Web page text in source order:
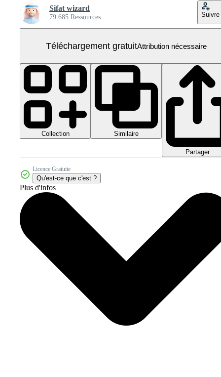
Sifat wizard
79 685 Ressources Suivre
Téléchargement gratuitAttribution nécessaire
Collection Similaire
Partager
Licence Gratuite
Qu'est-ce que c'est ?
Plus d'infos